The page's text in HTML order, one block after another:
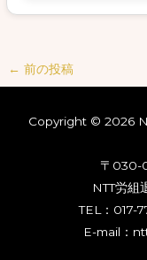
← 前の投稿
Copyright © 2026
〒030-
NTT労組
TEL：017-
E-mail：